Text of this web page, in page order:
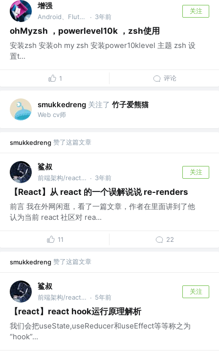
增强
Android、Flutter、IOS · 3年前
关注
ohMyzsh ，powerlevel10k ，zsh使用
安装zsh 安装oh my zsh 安装power10klevel 主题 zsh 设
置t...
1 评论
smukkedreng 关注了 竹子爱熊猫
Web cv师
smukkedreng 赞了这篇文章
鲨叔
前端架构/react 专家 · 3年前
关注
【React】从 react 的一个误解说说 re-renders
前言 我在外网闲逛，看了一篇文章，作者在里面讲到了他
认为当前 react 社区对 rea...
11 22
smukkedreng 赞了这篇文章
鲨叔
前端架构/react 专家 · 5年前
关注
【react】react hook运行原理解析
我们会把useState,useReducer和useEffect等等称之为
“hook”...